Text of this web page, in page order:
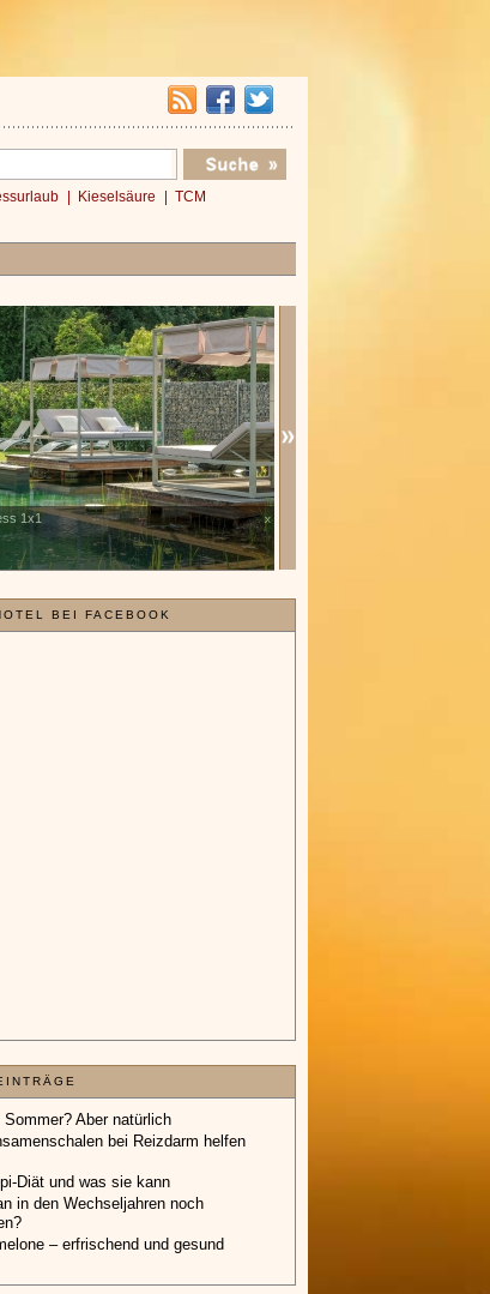
3 Nächte
BEI FACEBOOK
Aber natürlich
bei Reizdarm helfen
Diät und was sie kann
in den Wechseljahren noch
– erfrischend und gesund
Kieselsäure TCM